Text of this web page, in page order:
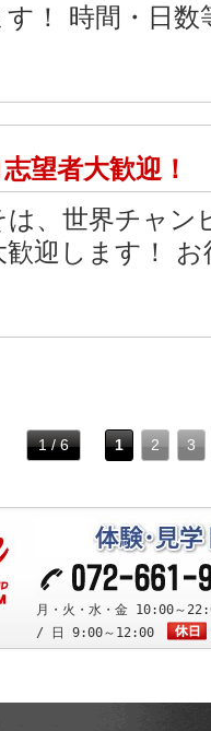
す！ 時間・日数
望者大歓迎！
は、世界チャン
歓迎します！ お
1 / 6 1 2 3
月・火・水・金 10:00～
/ 日 9:00～12:00